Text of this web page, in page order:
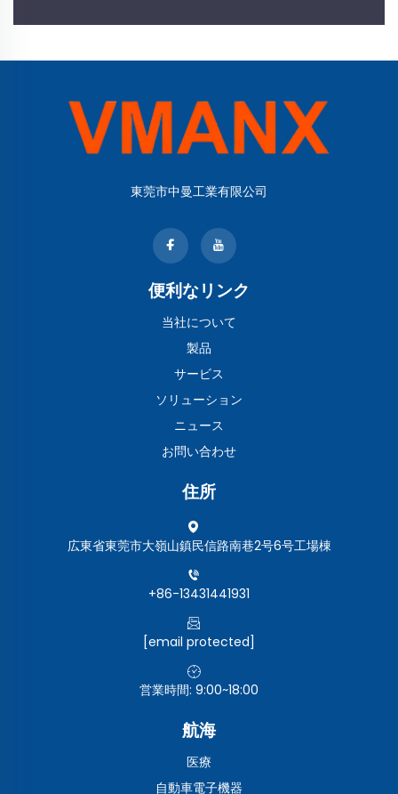
東莞市中曼工業有限公司
便利なリンク
当社について
製品
サービス
ソリューション
ニュース
お問い合わせ
住所
広東省東莞市大嶺山鎮民信路南巷2号6号工場棟
+86-13431441931
[email protected]
営業時間: 9:00~18:00
航海
医療
自動車電子機器